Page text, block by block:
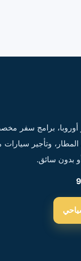
برامج سفر
وتأجير سيارات
بدون سائق.